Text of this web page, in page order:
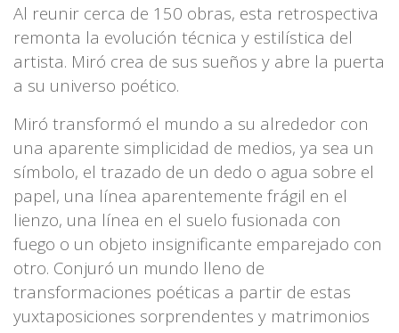
Al reunir cerca de 150 obras, esta retrospectiva
remonta la evolución técnica y estilística del
artista. Miró crea de sus sueños y abre la puerta
a su universo poético.
Miró transformó el mundo a su alrededor con
una aparente simplicidad de medios, ya sea un
símbolo, el trazado de un dedo o agua sobre el
papel, una línea aparentemente frágil en el
lienzo, una línea en el suelo fusionada con
fuego o un objeto insignificante emparejado con
otro. Conjuró un mundo lleno de
transformaciones poéticas a partir de estas
yuxtaposiciones sorprendentes y matrimonios